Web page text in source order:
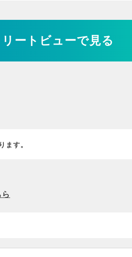
ートビューで見る
ます。